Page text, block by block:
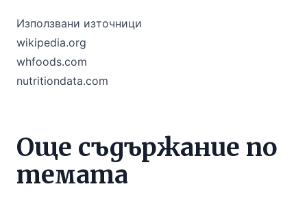
Използвани източници
wikipedia.org
whfoods.com
nutritiondata.com
Още съдържание по
темата